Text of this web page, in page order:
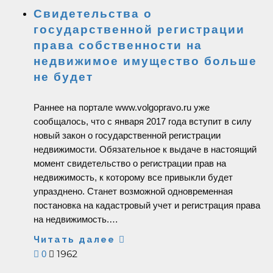
Свидетельства о
государственной регистрации
права собственности на
недвижимое имущество больше
не будет
Раннее на портале www.volgopravo.ru уже
сообщалось, что с января 2017 года вступит в силу
новый закон о государственной регистрации
недвижимости. Обязательное к выдаче в настоящий
момент свидетельство о регистрации прав на
недвижимость, к которому все привыкли будет
упразднено. Станет возможной одновременная
постановка на кадастровый учет и регистрация права
на недвижимость.…
Читать далее
0 1962